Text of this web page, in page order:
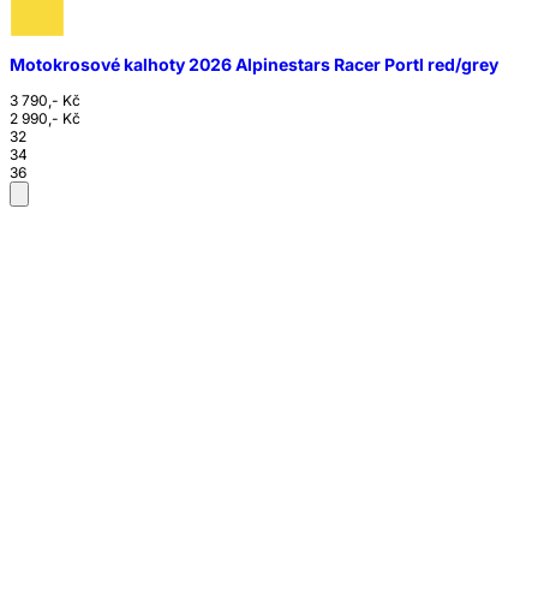
Motokrosové kalhoty 2026 Alpinestars Racer Portl red/grey
3 790,- Kč
2 990,- Kč
32
34
36